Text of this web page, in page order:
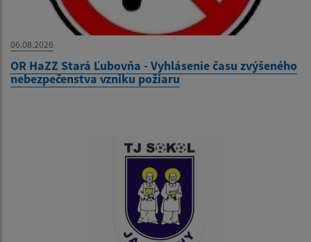
06.08.2026
OR HaZZ Stará Ľubovňa - Vyhlásenie času zvýšeného
nebezpečenstva vzniku požiaru